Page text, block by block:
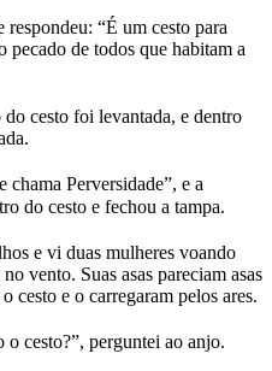
“É um cesto para
pecado de todos que habitam a
cesto foi levantada, e dentro
chama Perversidade”, e a
do cesto e fechou a tampa.
e vi duas mulheres voando
vento. Suas asas pareciam asas
cesto e o carregaram pelos ares.
o cesto?”, perguntei ao anjo.